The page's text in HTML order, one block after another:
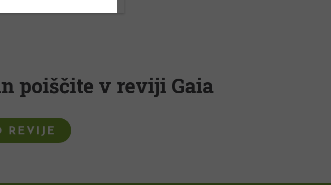
poiščite v reviji Gaia
REVIJE